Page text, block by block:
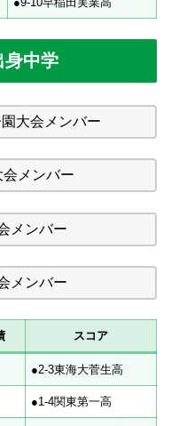
身中学
大会メンバー
メンバー
メンバー
メンバー
スコア
●2-3東海大菅生高
●1-4関東第一高